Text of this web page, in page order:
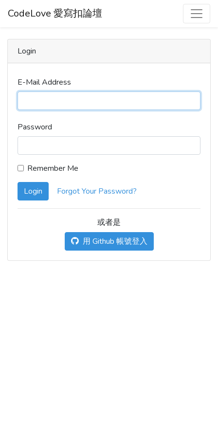
CodeLove 愛寫扣論壇
Login
E-Mail Address
Password
Remember Me
Login Forgot Your Password?
或者是
用 Github 帳號登入